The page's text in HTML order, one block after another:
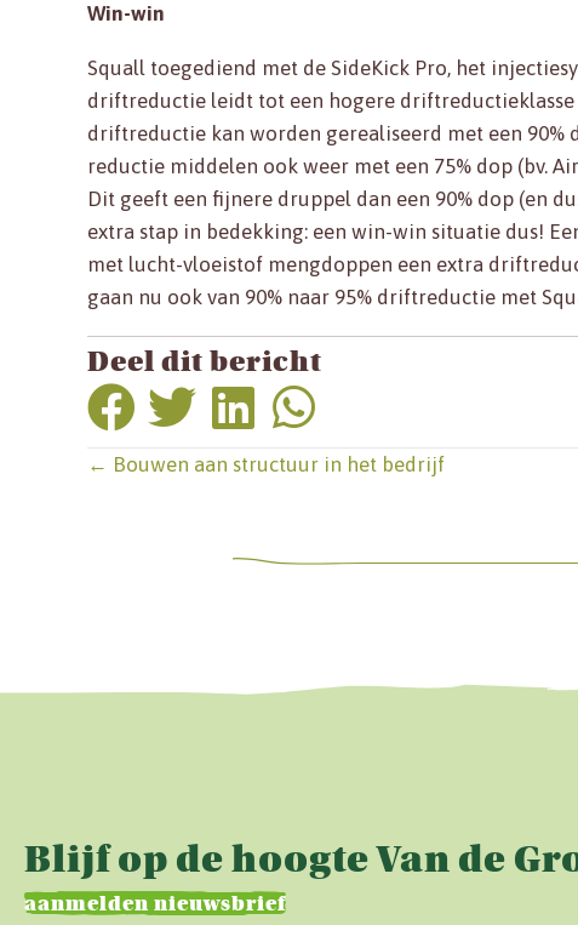
Win-win
Squall toegediend met de SideKick Pro, het
driftreductie leidt tot een hogere driftreductieklasse
driftreductie kan worden gerealiseerd met een
reductie middelen ook weer met een 75% dop (bv.
Dit geeft een fijnere druppel dan een 90% dop (en
extra stap in bedekking: een win-win situatie dus!
met lucht-vloeistof mengdoppen een extra
gaan nu ook van 90% naar 95% driftreductie met
Deel dit bericht
Posts
navigation
← Bouwen aan structuur in het bedrijf
Blijf op de hoogte Van de
aanmelden nieuwsbrief